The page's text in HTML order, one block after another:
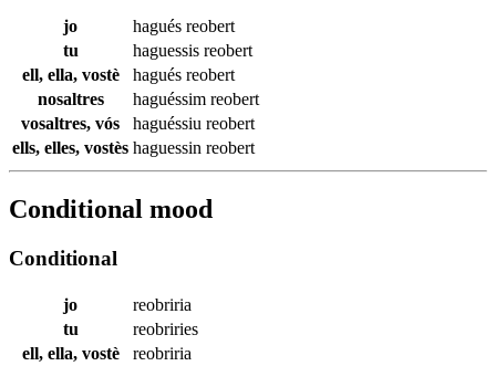
jo hagués reobert
tu
haguessis reobert
ell, ella, vostè
hagués reobert
nosaltres
haguéssim reobert
vosaltres, vós
haguéssiu reobert
ells, elles, vostès haguessin reobert
Conditional mood
Conditional
jo
reobriria
tu
reobriries
ell, ella, vostè
reobriria